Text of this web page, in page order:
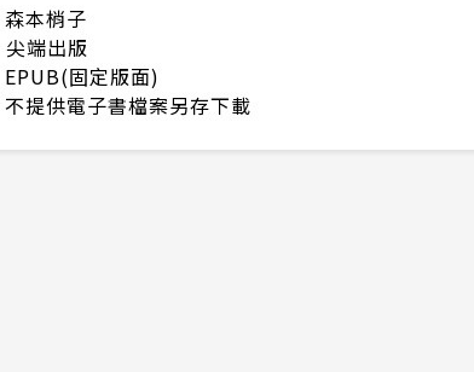
森本梢子
尖端出版
EPUB(固定版面)
不提供電子書檔案另存下載